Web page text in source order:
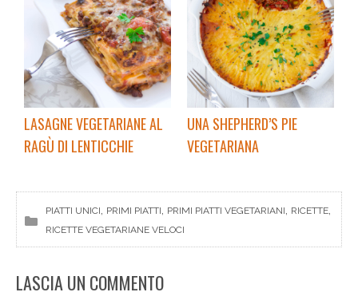
LASAGNE VEGETARIANE AL
RAGÙ DI LENTICCHIE
UNA SHEPHERD’S PIE
VEGETARIANA
PIATTI UNICI, PRIMI PIATTI, PRIMI PIATTI VEGETARIANI, RICETTE
RICETTE VEGETARIANE VELOCI
LASCIA UN COMMENTO